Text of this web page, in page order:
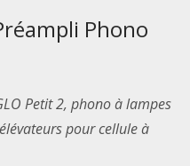
Phono
Petit 2, phono à lampes
pour cellule à